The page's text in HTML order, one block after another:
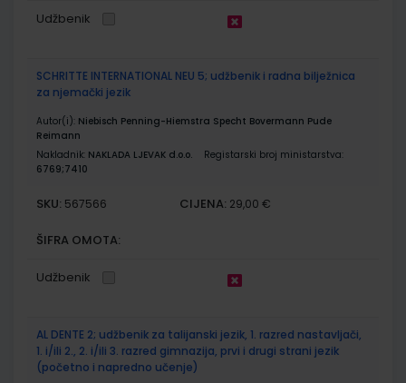
Udžbenik
SCHRITTE INTERNATIONAL NEU 5; udžbenik i radna bilježnica
za njemački jezik
Autor(i): Niebisch Penning-Hiemstra Specht Bovermann Pude
Reimann
Nakladnik: NAKLADA LJEVAK d.o.o.
Registarski broj ministarstva:
6769;7410
SKU: 567566 CIJENA: 29,00 €
ŠIFRA OMOTA:
Udžbenik
AL DENTE 2; udžbenik za talijanski jezik, 1. razred nastavljači,
1. i/ili 2., 2. i/ili 3. razred gimnazija, prvi i drugi strani jezik
(početno i napredno učenje)